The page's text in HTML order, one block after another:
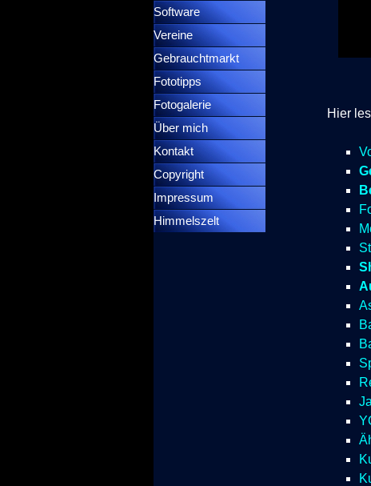
Software
Vereine
Gebrauchtmarkt
Fototipps
Fotogalerie
Über mich
Kontakt
Copyright
Impressum
Himmelszelt
Hier